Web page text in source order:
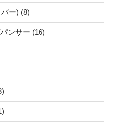
ー) (8)
ンサー (16)